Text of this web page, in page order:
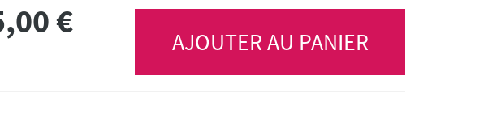
€
AJOUTER AU PANIER